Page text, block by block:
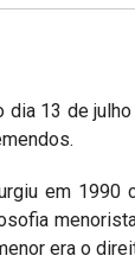
dia 13 de
em 1990
era o